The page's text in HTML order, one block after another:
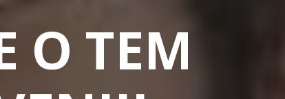
O TEM